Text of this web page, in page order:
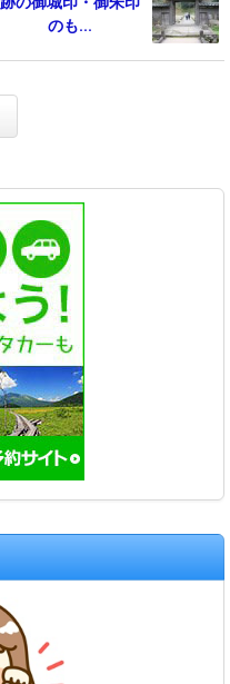
のも...